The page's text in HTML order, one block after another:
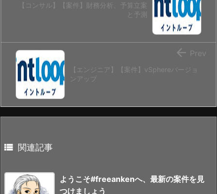
【コンサル】【案件】財務分析、予算立案
と予測
【エンジニア】【案件】vSphereバージョ
ンアップ
 Prev
 関連記事
ようこそ#freeankenへ、最新の案件を見
つけましょう